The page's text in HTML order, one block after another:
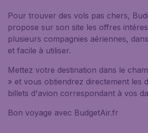
Pour trouver des vols pas chers,
propose sur son site les offres
plusieurs compagnies aériennes,
et facile à utiliser.
Mettez votre destination dans le
» et vous obtiendrez directement les
billets d'avion correspondant à vos
Bon voyage avec BudgetAir.fr